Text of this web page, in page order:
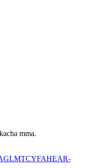
mma.
GLMTCYFAHEAR-